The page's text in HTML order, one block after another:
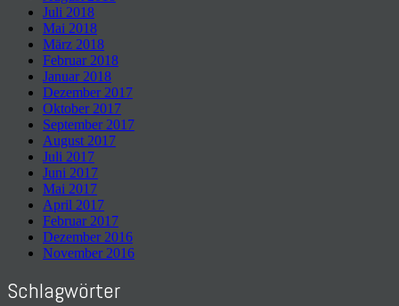
Juli 2018
Mai 2018
März 2018
Februar 2018
Januar 2018
Dezember 2017
Oktober 2017
September 2017
August 2017
Juli 2017
Juni 2017
Mai 2017
April 2017
Februar 2017
Dezember 2016
November 2016
Schlagwörter